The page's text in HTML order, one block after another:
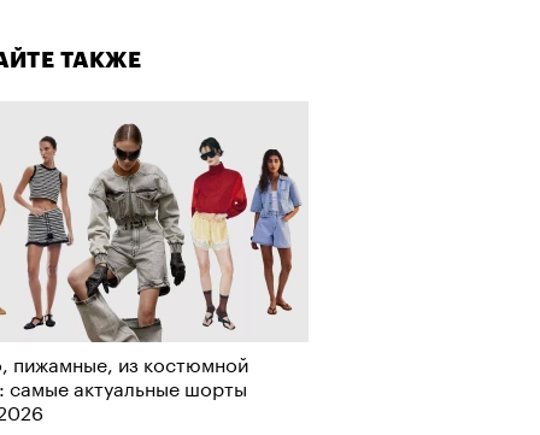
ТАКЖЕ
пижамные, из костюмной
самые актуальные шорты
ТАКЖЕ